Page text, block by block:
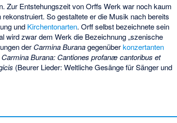
Zur Entstehungszeit von Orffs Werk war noch kaum
rekonstruiert. So gestaltete er die Musik nach bereits
und Kirchentonarten. Orff selbst bezeichnete sein
wird zwar dem Werk die Bezeichnung „szenische
der Carmina Buranagegenüberkonzertanten
Carmina Burana: Cantiones profanæ cantoribus et
(Beurer Lieder: Weltliche Gesänge für Sänger und